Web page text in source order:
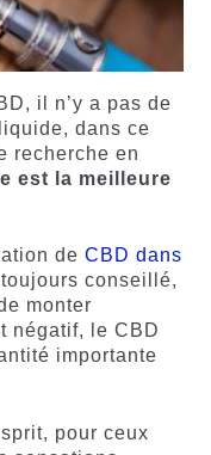
il n’y a pas de
dans ce
recherche en
est la meilleure
de CBD dans
conseillé,
monter
négatif, le CBD
importante
pour ceux